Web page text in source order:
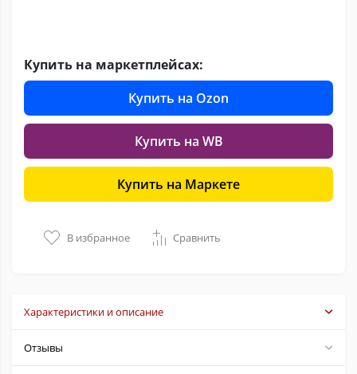
Купить на маркетплейсах:
Купить на Ozon
Купить на WB
Купить на Маркете
В избранное Сравнить
Характеристики и описание
Отзывы